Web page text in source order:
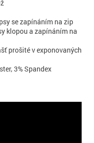
se zapínáním na zip
klopou a zapínáním na
prošité v exponovaných
3% Spandex